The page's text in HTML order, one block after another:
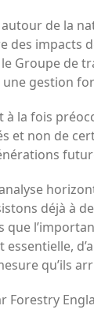
de la
des impacts
Groupe de
gestion
à la fois
et non de
déjà à
que
qu’ils
Forestry